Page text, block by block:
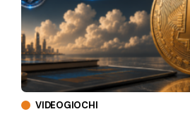
VIDEOGIOCHI